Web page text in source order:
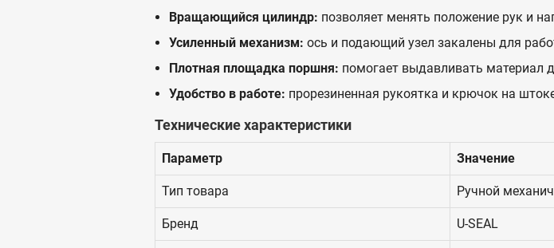
Вращающийся цилиндр: позволяет менять положение рук и
Усиленный механизм: ось и подающий узел закалены для
Плотная площадка поршня: помогает выдавливать материал
Удобство в работе: прорезиненная рукоятка и крючок на
Технические характеристики
Параметр Значение
Тип товара Ручной
Бренд U-SEAL